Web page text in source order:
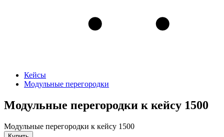
Кейсы
Модульные перегородки
Модульные перегородки к кейсу 1500
Модульные перегородки к кейсу 1500